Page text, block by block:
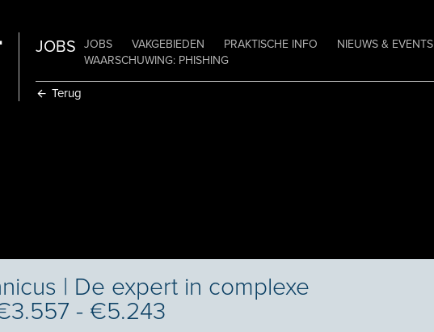
JOBS JOBS VAKGEBIEDEN PRAKTISCHE INFO NIEUWS & EVENTS
WAARSCHUWING: PHISHING
Terug
| De expert in complexe
- €5.243